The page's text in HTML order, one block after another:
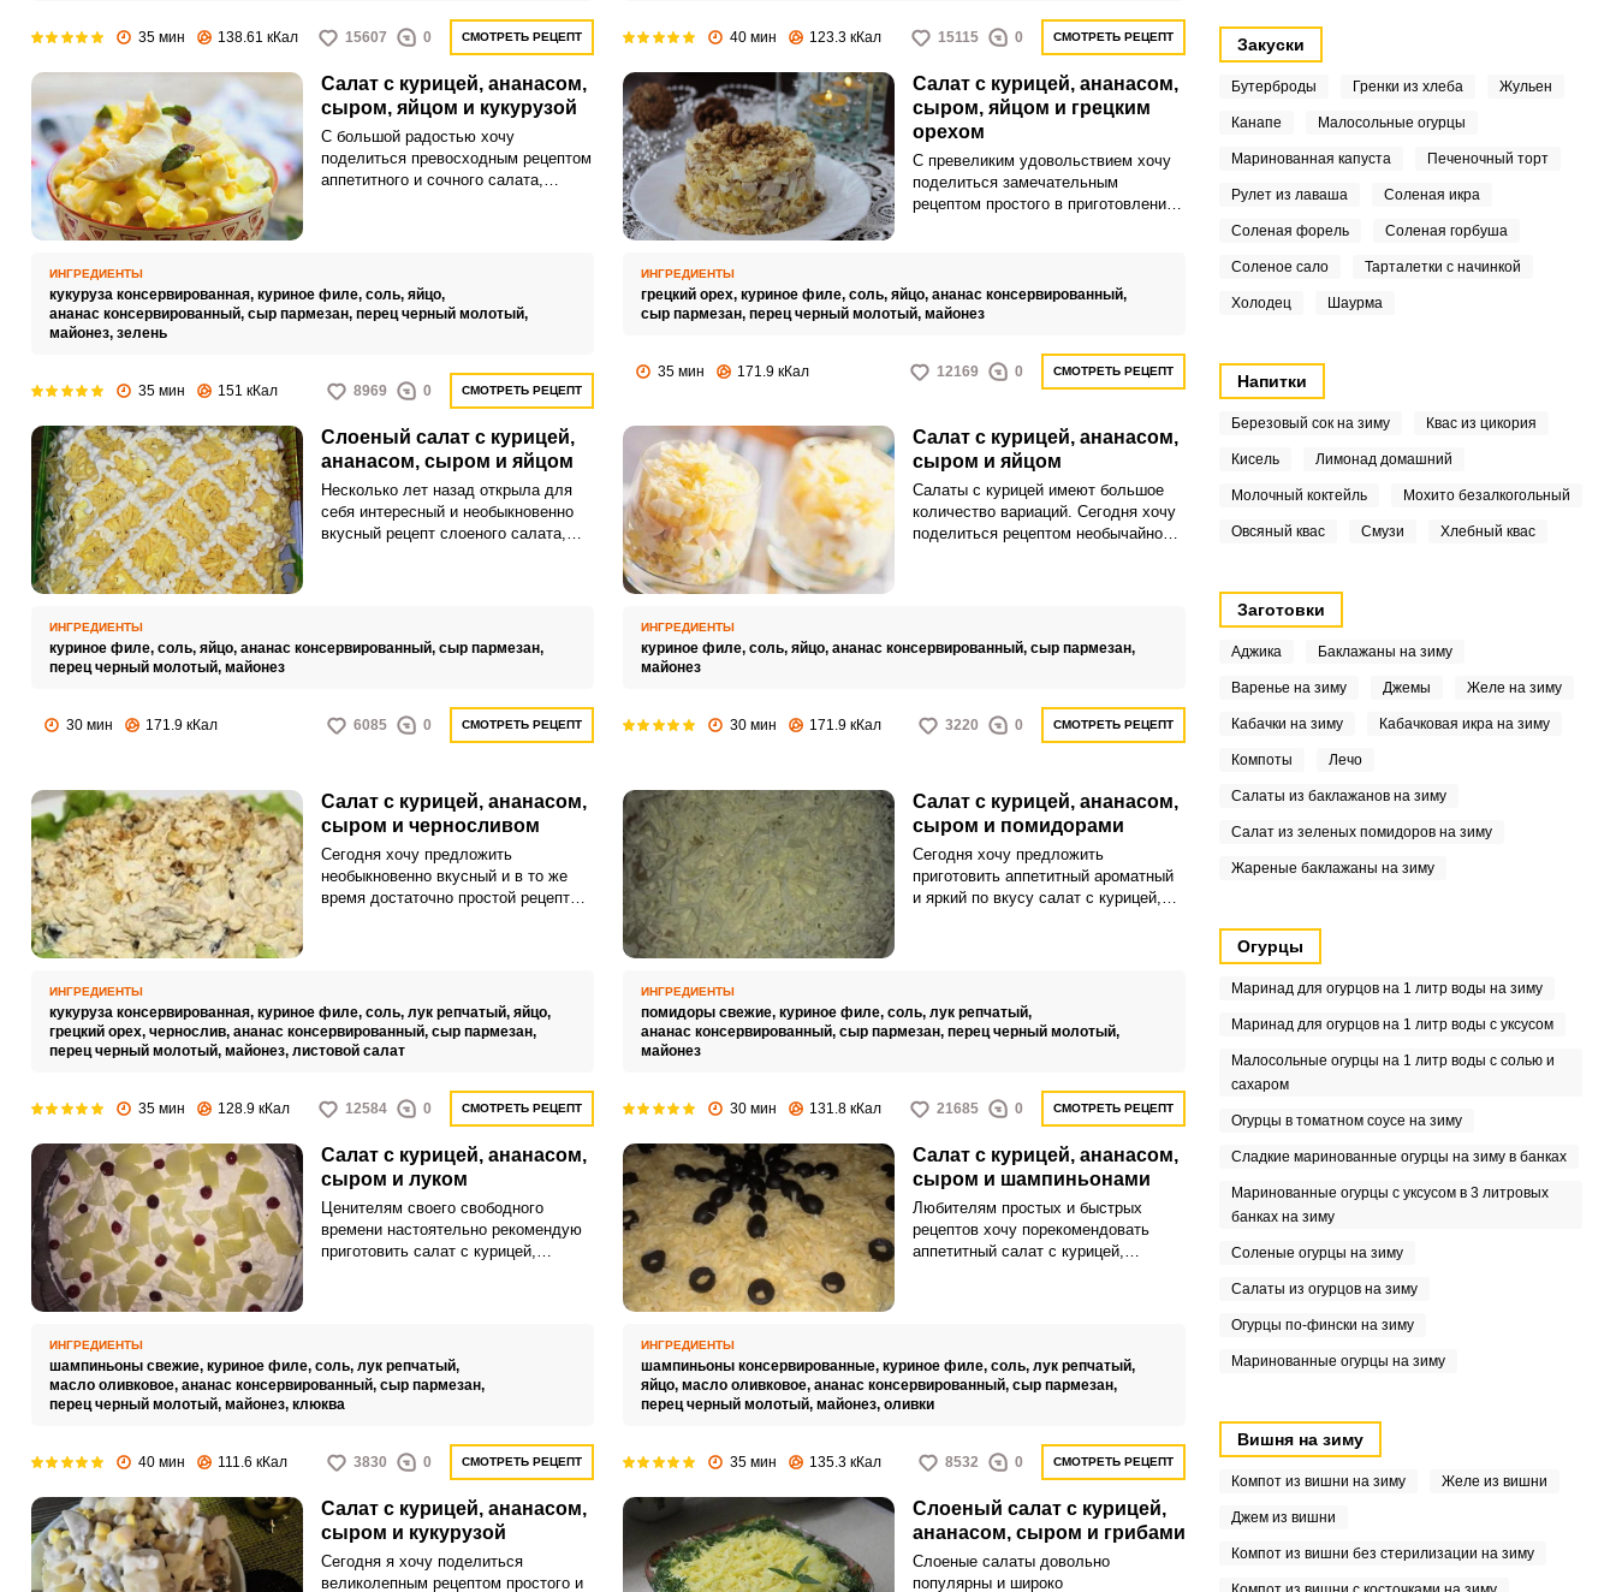
35 мин 138.61 кКал 15607 0 СМОТРЕТЬ РЕЦЕПТ 40 мин 123.3 кКал 15115 0 СМОТРЕТЬ РЕЦЕПТ
Салат с курицей, ананасом,
сыром, яйцом и кукурузой
С большой радостью хочу
поделиться превосходным рецептом
аппетитного и сочного салата,
ароматным.
ИНГРЕДИЕНТЫ
кукуруза консервированная, куриное филе, соль, яйцо,
ананас консервированный, сыр пармезан, перец черный молотый,
майонез, зелень
35 мин 151 кКал 8969 0 СМОТРЕТЬ РЕЦЕПТ
Салат с курицей, ананасом,
сыром, яйцом и грецким
орехом
С превеликим удовольствием хочу
поделиться замечательным
рецептом простого в приготовлении
орехом. Салат получается
аппетитным и в меру сочным.
ИНГРЕДИЕНТЫ
грецкий орех, куриное филе, соль, яйцо, ананас консервированный,
сыр пармезан, перец черный молотый, майонез
35 мин 171.9 кКал 12169 0 СМОТРЕТЬ РЕЦЕПТ
Слоеный салат с курицей,
ананасом, сыром и яйцом
Несколько лет назад открыла для
себя интересный и необыкновенно
вкусный рецепт слоеного салата,
ИНГРЕДИЕНТЫ
куриное филе, соль, яйцо, ананас консервированный, сыр пармезан,
перец черный молотый, майонез
30 мин 171.9 кКал 6085 0 СМОТРЕТЬ РЕЦЕПТ
Салат с курицей, ананасом,
сыром и яйцом
Салаты с курицей имеют большое
количество вариаций. Сегодня хочу
поделиться рецептом необычайно
ИНГРЕДИЕНТЫ
куриное филе, соль, яйцо, ананас консервированный, сыр пармезан,
майонез
30 мин 171.9 кКал 3220 0 СМОТРЕТЬ РЕЦЕПТ
Салат с курицей, ананасом,
сыром и черносливом
Сегодня хочу предложить
необыкновенно вкусный и в то же
время достаточно простой рецепт
сочным.
ИНГРЕДИЕНТЫ
кукуруза консервированная, куриное филе, соль, лук репчатый, яйцо,
грецкий орех, чернослив, ананас консервированный, сыр пармезан,
перец черный молотый, майонез, листовой салат
35 мин 128.9 кКал 12584 0 СМОТРЕТЬ РЕЦЕПТ
Салат с курицей, ананасом,
сыром и помидорами
Сегодня хочу предложить
приготовить аппетитный ароматный
и яркий по вкусу салат с курицей,
ИНГРЕДИЕНТЫ
помидоры свежие, куриное филе, соль, лук репчатый,
ананас консервированный, сыр пармезан, перец черный молотый,
майонез
30 мин 131.8 кКал 21685 0 СМОТРЕТЬ РЕЦЕПТ
Салат с курицей, ананасом,
сыром и луком
Ценителям своего свободного
времени настоятельно рекомендую
приготовить салат с курицей,
ИНГРЕДИЕНТЫ
шампиньоны свежие, куриное филе, соль, лук репчатый,
масло оливковое, ананас консервированный, сыр пармезан,
перец черный молотый, майонез, клюква
40 мин 111.6 кКал 3830 0 СМОТРЕТЬ РЕЦЕПТ
Салат с курицей, ананасом,
сыром и шампиньонами
Любителям простых и быстрых
рецептов хочу порекомендовать
аппетитный салат с курицей,
ИНГРЕДИЕНТЫ
шампиньоны консервированные, куриное филе, соль, лук репчатый,
яйцо, масло оливковое, ананас консервированный, сыр пармезан,
перец черный молотый, майонез, оливки
35 мин 135.3 кКал 8532 0 СМОТРЕТЬ РЕЦЕПТ
Салат с курицей, ананасом,
сыром и кукурузой
Сегодня я хочу поделиться
великолепным рецептом простого и
Слоеный салат с курицей,
ананасом, сыром и грибами
Слоеные салаты довольно
популярны и широко
Закуски
Бутерброды Гренки из хлеба Жульен
Канапе Малосольные огурцы
Маринованная капуста Печеночный торт
Рулет из лаваша Соленая икра
Соленая форель Соленая горбуша
Соленое сало Тарталетки с начинкой
Холодец Шаурма
Напитки
Березовый сок на зиму Квас из цикория
Кисель Лимонад домашний
Молочный коктейль Мохито безалкогольный
Овсяный квас Смузи Хлебный квас
Заготовки
Аджика Баклажаны на зиму
Варенье на зиму Джемы Желе на зиму
Кабачки на зиму Кабачковая икра на зиму
Компоты Лечо
Салаты из баклажанов на зиму
Салат из зеленых помидоров на зиму
Жареные баклажаны на зиму
Огурцы
Маринад для огурцов на 1 литр воды на зиму
Маринад для огурцов на 1 литр воды с уксусом
Малосольные огурцы на 1 литр воды с солью и
сахаром
Огурцы в томатном соусе на зиму
Сладкие маринованные огурцы на зиму в банках
Маринованные огурцы с уксусом в 3 литровых
банках на зиму
Соленые огурцы на зиму
Салаты из огурцов на зиму
Огурцы по-фински на зиму
Маринованные огурцы на зиму
Вишня на зиму
Компот из вишни на зиму Желе из вишни
Джем из вишни
Компот из вишни без стерилизации на зиму
Запомнить меня
ВХОД
ЕЩЕ НЕ ЗАРЕГИСТРИРОВАННЫ?
Забыли пароль?